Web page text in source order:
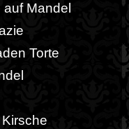
Mandel
Torte